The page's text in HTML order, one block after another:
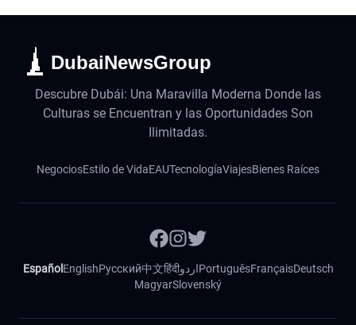
DubaiNewsGroup
Descubre Dubái: Una Maravilla Moderna Donde las
Culturas se Encuentran y las Oportunidades Son
Ilimitadas.
NegociosEstilo de VidaEAUTecnologíaViajesBienes Raíces
Español EnglishРусский中文हिंदीاردوPortuguêsFrançaisDeutsch
MagyarSlovenský